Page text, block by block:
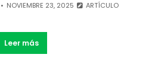
NOVIEMBRE 23, 2025 ARTÍCULO
Leer más